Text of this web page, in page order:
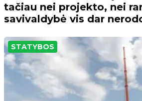
tačiau nei projekto, nei
savivaldybė vis dar
STATYBOS